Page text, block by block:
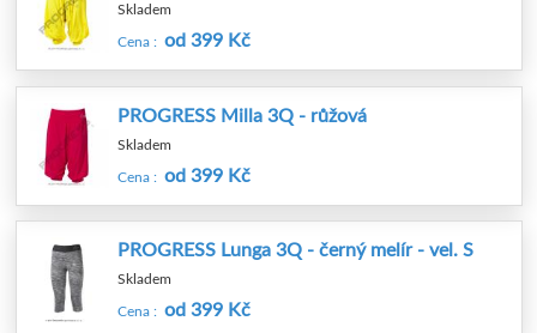
Skladem
Cena : od 399 Kč
PROGRESS Milla 3Q - růžová
Skladem
Cena : od 399 Kč
PROGRESS Lunga 3Q - černý melír - vel. S
Skladem
Cena : od 399 Kč